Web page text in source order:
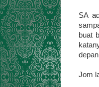
SA
buat
Jom